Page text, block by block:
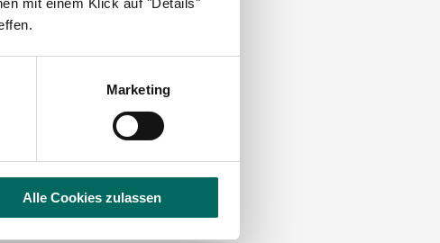
Marketing
Alle Cookies zulassen